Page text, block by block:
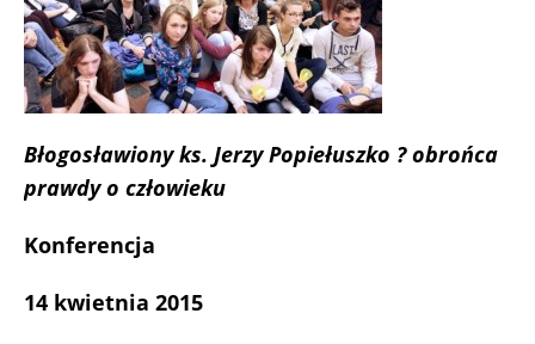
Błogosławiony ks. Jerzy Popiełuszko ? obrońca
prawdy o człowieku
Konferencja
14 kwietnia 2015